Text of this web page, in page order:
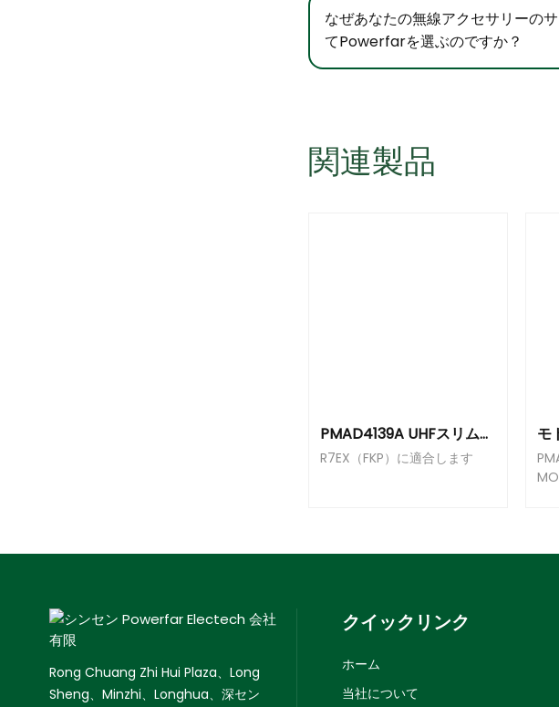
なぜあなたの無線アクセサリーの
てPowerfarを選ぶのですか？
関連製品
PMAD4139A UHFスリムWhipアンテナ（350-400MHz） 16.4cm
R7EX（FKP）に適合します
Rong Chuang Zhi Hui Plaza、Long
Sheng、Minzhi、Longhua、深セン
クイックリンク
ホーム
当社について